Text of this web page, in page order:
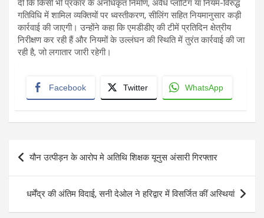
दी कि किसी भी प्रकार के अनधिकृत निर्माण, अवैध प्लॉटिंग या नियम-विरुद्ध
गतिविधि में शामिल व्यक्तियों पर ध्वस्तीकरण, सीलिंग सहित नियमानुसार कड़ी
कार्रवाई की जाएगी। उन्होंने कहा कि एमडीडीए की टीमें प्रतिदिन क्षेत्रीय
निरीक्षण कर रही हैं और नियमों के उल्लंघन की स्थिति में तुरंत कार्रवाई की जा
रही है, जो लगातार जारी रहेगी।
Facebook Twitter WhatsApp
Post
navigation
यौन उत्पीड़न के आरोप मे अतिथि शिक्षक यूनुस अंसारी गिरफ्तार
धर्मेंद्र की अंतिम विदाई, सनी देओल ने हरिद्वार में विसर्जित कीं अस्थियां